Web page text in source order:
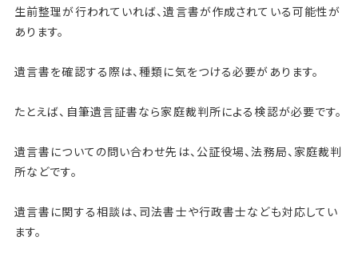
生前整理が行われていれば、遺言書が作成されている可能性が
あります。
遺言書を確認する際は、種類に気をつける必要があります。
たとえば、自筆遺言証書なら家庭裁判所による検認が必要です。
遺言書についての問い合わせ先は、公証役場、法務局、家庭裁判
所などです。
遺言書に関する相談は、司法書士や行政書士なども対応してい
ます。